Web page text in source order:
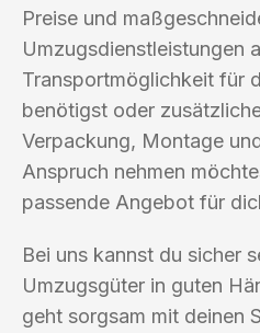
Preise und
Umzugsdienstleistungen
Transportmöglichkeit für
benötigst oder
Verpackung, Montage
Anspruch nehmen
passende Angebot für
Bei uns kannst du sicher
Umzugsgüter in guten
geht sorgsam mit deinen